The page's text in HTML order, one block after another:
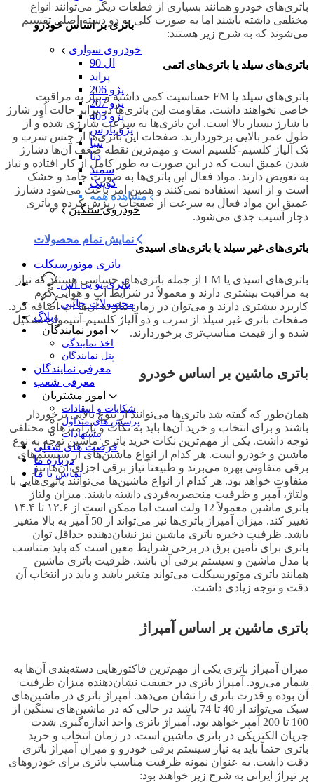
باتری بر اساس خودرو
خودروی سواری
ال 90
پراید
پژو 206
پژو 207
پژو 405
پژو پارس
تیبا
دنا
سمند
کوییک
مشاهده همه
خودروی سنگین
باتری موتورسیکلت
باتری یو پی اس
محصولات جانبی
وبلاگ
اخذ نمایندگی
پنل نمایندگان
معرفی نمایندگان
معرفی شعب
شکایات و انتقادات
پرسش های متداول
پیشنهادات
فرصت های شغلی
درباره ما
تماس با ما
باتری‌های خودرو همانند بسیاری از قطعات دیگر می‌توانند انواع
مختلفی داشته باشند اما به صورت کلی به دو دسته اصلی تقسیم
می‌شوند که به شرح زیر هستند:
باتری‌های سیلد یا باتری‌های اتمی
باتری‌های سیلد یا FM حساسیت کمی داشته و نیاز به مراقبت
خاصی نخواهند داشت. مقاومت این باتری‌ها در برابر حالت اُوِر شارژ
یا شارژ بسیار بالا است. این باتری‌ها به سرعت شارژی شده و از
طول عمر بالایی برخوردارند. صفحات این باتری‌ها از جنس سرب و
تک آلیاژ کلسیم-کلسیم است و مهم‌ترین نقطه ضعف آن‌ها دشارژ
شدن عمیق است که در این صورت به طور کامل از کار افتاده و نیاز
به تعویض دارند. مواد فعال این باتری‌ها به صورت جامد و خشک
است و از اسید استفاده نمی‌کنند و همین امر باعث می‌شود دشارژ
عمیق این مواد فعال به سرعت از صفحات ریزش کرده و باتری
دچار آسیب جدی می‌‌‌‌‌‌‌‌‌‌‌شود.
باتری‌های غیر سیلد یا باتری‌های اسیدی
باتری‌های اسیدی یا LM از جمله باتری‌های حساسی هستند که نیاز
به مراقبت بیشتری دارند و معمولاً در شرایط آب و هوایی گرم
کاربرد بیشتری دارند و می‌توان در زمان نیاز به آن‌ها آب اضافه کرد.
صفحات باتری غیر سیلد از سرب و دو آلیاژ کلسیم-آنتیموان تشکیل
شده و از قیمت مناسب‌تری برخوردارند.
باتری ماشین بر اساس خودرو
همان‌طور که گفته شد باتری‌ها می‌توانند از تنوع بالایی برخوردار
باشند و برای انتخاب و خرید آن‌ها باید به نکات و پارامترهای مختلفی
توجه داشت. یکی از مهم‌ترین نکات خرید باتری ماشین توجه به نوع
ماشین و خودرو است. هر کدام از انواع ماشین‌های از سیستم‌های
برقی متفاوتی بهره می‌برند و طبیعتاً نیاز برقی اجزای آن‌ها نیز
متفاوت خواهد بود. هر کدام از انواع ماشین‌ها می‌توانند باتری‌هایی با
ولتاژ، آمپر و ظرفیت منحصربه‌فردی داشته باشند. میزان ولتاژ
باتری ماشین معمولاً 12 ولت است اما ممکن است از ۱۲.۶ تا ۱۴.۴
تغییر کند. میزان آمپراژ باتری‌ها نیز می‌تواند از 50 آمپر به بالا متغیر
باشد. ظرفیت ذخیره‌ باتری ماشین نیز نشان‌دهنده‌ حداقل توان
باتری برای تأمین برق در برخی شرایط معین است که باید متناسب
با مدل ماشین و سیستم برقی آن باشد. ظرفیت باتری ماشین
همانند باتری موتورسیکلت می‌تواند متغیر باشد و باید در انتخاب آن
دقت و توجه زیادی داشت.
باتری ماشین بر اساس آمپراژ
میزان آمپراژ باتری یکی از مهم‌ترین فاکتورهایی دسته‌بندی آن‌ها به
شمار می‌رود. آمپراژ باتری در حقیقت نشان‌دهنده میزان ظرفیت
آن بوده و قدرت باتری را نشان می‌دهد. آمپراژ باتری در ماشین‌های
سبک می‌تواند از 40 تا 74 باشد در حالی که در ماشین‌های سنگین از
100 تا 200 آمپر خواهد بود. آمپراژ باتری واحد اندازه‌گیری شدت
جریان الکتریکی در باتری ماشین است. در زمان انتخاب و خرید
باتری حتماً باید به نیاز سیستم برقی خودرو و میزان آمپراژ باتری
دقت داشت. به عنوان نمونه ظرفیت مناسب باتری برای خودروهای
پر تیراژ ایرانی به شرح زیر خواهند بود: